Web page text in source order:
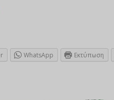
WhatsApp Εκτύπωση